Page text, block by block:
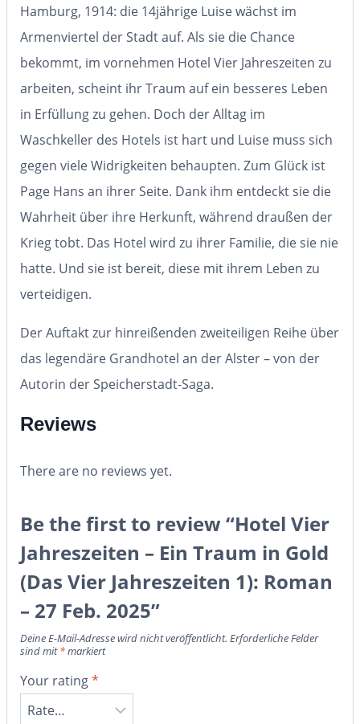
Hamburg, 1914: die 14jährige Luise wächst im
Armenviertel der Stadt auf. Als sie die Chance
bekommt, im vornehmen Hotel Vier Jahreszeiten zu
arbeiten, scheint ihr Traum auf ein besseres Leben
in Erfüllung zu gehen. Doch der Alltag im
Waschkeller des Hotels ist hart und Luise muss sich
gegen viele Widrigkeiten behaupten. Zum Glück ist
Page Hans an ihrer Seite. Dank ihm entdeckt sie die
Wahrheit über ihre Herkunft, während draußen der
Krieg tobt. Das Hotel wird zu ihrer Familie, die sie nie
hatte. Und sie ist bereit, diese mit ihrem Leben zu
verteidigen.
Der Auftakt zur hinreißenden zweiteiligen Reihe über
das legendäre Grandhotel an der Alster – von der
Autorin der Speicherstadt-Saga.
Reviews
There are no reviews yet.
Be the first to review “Hotel Vier
Jahreszeiten – Ein Traum in Gold
(Das Vier Jahreszeiten 1): Roman
– 27 Feb. 2025”
Deine E-Mail-Adresse wird nicht veröffentlicht. Erforderliche Felder
sind mit*markiert
Your rating*